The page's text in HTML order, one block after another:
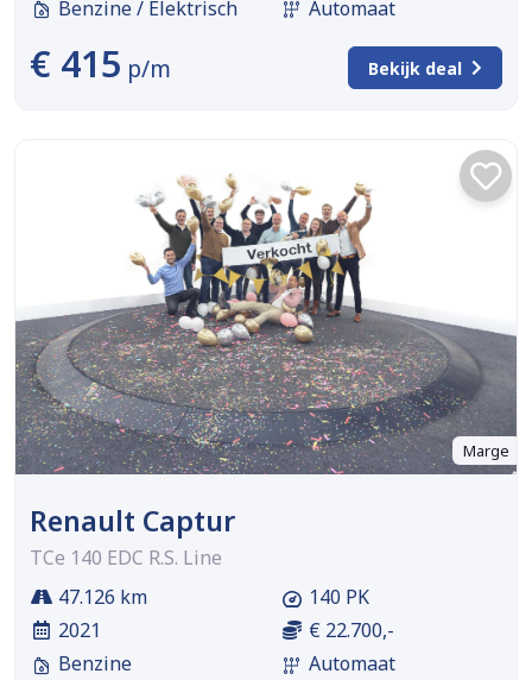
Benzine / Elektrisch
Automaat
€ 415 p/m Bekijk deal
Marge
Renault Captur
TCe 140 EDC R.S. Line
47.126 km
2021
Benzine
140 PK
€ 22.700,-
Automaat